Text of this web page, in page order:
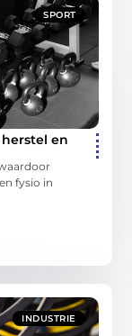
SPORT
en
fysio in
INDUSTRIE